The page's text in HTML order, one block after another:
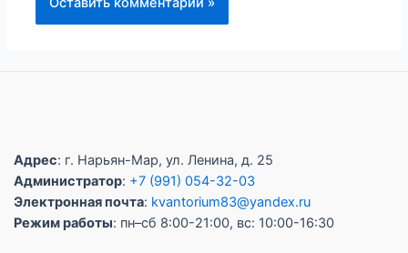
Адрес: г. Нарьян-Мар, ул. Ленина, д. 25
Администратор: +7 (991) 054-32-03
Электронная почта: kvantorium83@yandex.ru
Режим работы: пн–сб 8:00-21:00, вс: 10:00-16:30